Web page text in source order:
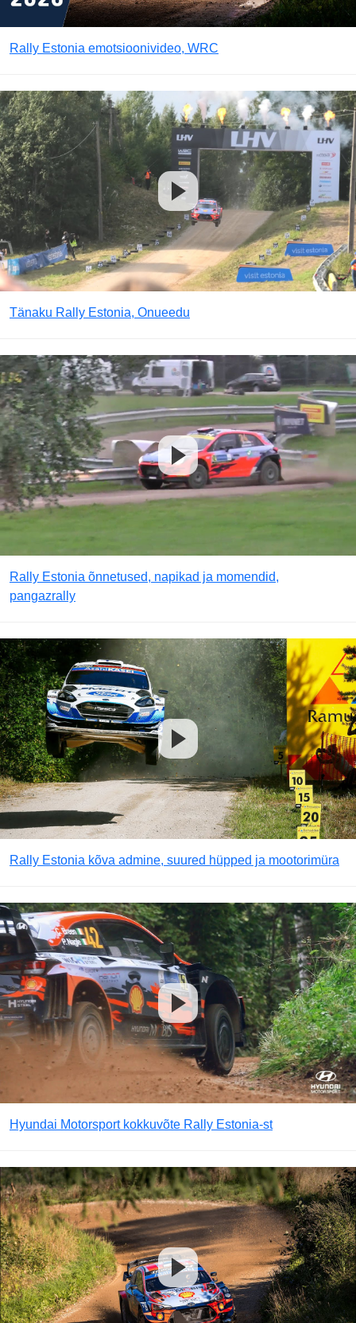
Rally Estonia emotsioonivideo, WRC
Tänaku Rally Estonia, Onueedu
Rally Estonia õnnetused, napikad ja momendid,
pangazrally
Rally Estonia kõva admine, suured hüpped ja mootorimüra
Hyundai Motorsport kokkuvõte Rally Estonia-st